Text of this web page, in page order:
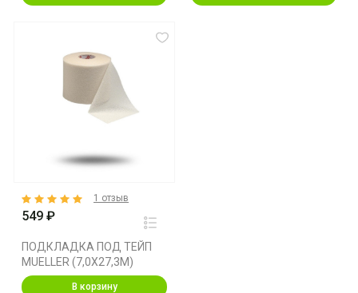
549 ₽
ПОДКЛАДКА ПОД ТЕЙП
MUELLER (7,0X27,3M)
1 отзыв
В корзину